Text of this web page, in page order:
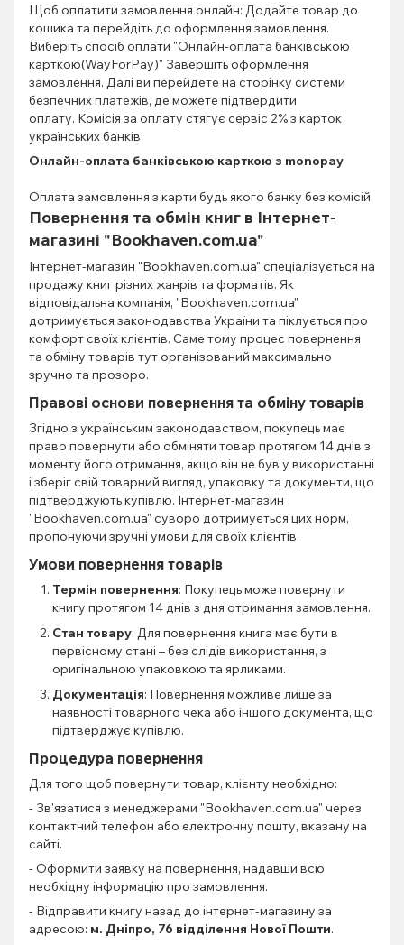
Щоб оплатити замовлення онлайн: Додайте товар до
кошика та перейдіть до оформлення замовлення.
Виберіть спосіб оплати "Онлайн-оплата банківською
карткою(WayForPay)" Завершіть оформлення
замовлення. Далі ви перейдете на сторінку системи
безпечних платежів, де можете підтвердити
оплату. Комісія за оплату стягує сервіс 2% з карток
українських банків
Онлайн-оплата банківською карткою з monopay
Оплата замовлення з карти будь якого банку без комісій
Повернення та обмін книг в Інтернет-
магазині "Bookhaven.com.ua"
Інтернет-магазин "Bookhaven.com.ua" спеціалізується на
продажу книг різних жанрів та форматів. Як
відповідальна компанія, "Bookhaven.com.ua"
дотримується законодавства України та піклується про
комфорт своїх клієнтів. Саме тому процес повернення
та обміну товарів тут організований максимально
зручно та прозоро.
Правові основи повернення та обміну товарів
Згідно з українським законодавством, покупець має
право повернути або обміняти товар протягом 14 днів з
моменту його отримання, якщо він не був у використанні
і зберіг свій товарний вигляд, упаковку та документи, що
підтверджують купівлю. Інтернет-магазин
"Bookhaven.com.ua" суворо дотримується цих норм,
пропонуючи зручні умови для своїх клієнтів.
Умови повернення товарів
Термін повернення: Покупець може повернути
книгу протягом 14 днів з дня отримання замовлення.
Стан товару: Для повернення книга має бути в
первісному стані – без слідів використання, з
оригінальною упаковкою та ярликами.
Документація: Повернення можливе лише за
наявності товарного чека або іншого документа, що
підтверджує купівлю.
Процедура повернення
Для того щоб повернути товар, клієнту необхідно:
- Зв'язатися з менеджерами "Bookhaven.com.ua" через
контактний телефон або електронну пошту, вказану на
сайті.
- Оформити заявку на повернення, надавши всю
необхідну інформацію про замовлення.
- Відправити книгу назад до інтернет-магазину за
адресою: м. Дніпро, 76 відділення Нової Пошти.